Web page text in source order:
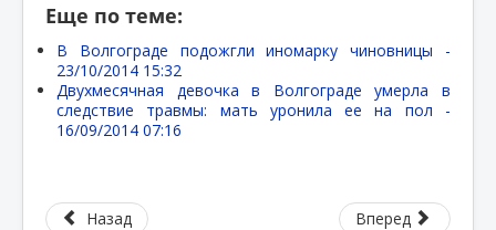
Еще по теме:
В Волгограде подожгли иномарку чиновницы -
23/10/2014 15:32
Двухмесячная девочка в Волгограде умерла в
следствие травмы: мать уронила ее на пол -
16/09/2014 07:16
Назад Вперед